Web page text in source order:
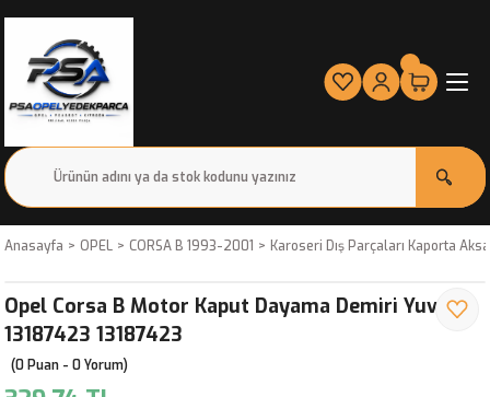
Anasayfa OPEL CORSA B 1993-2001 Karoseri Dış Parçaları Kaporta
Opel Corsa B Motor Kaput Dayama Demiri Yuvası
13187423 13187423
(0 Puan - 0 Yorum)